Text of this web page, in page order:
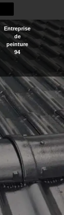
Entreprise
de
peinture
94